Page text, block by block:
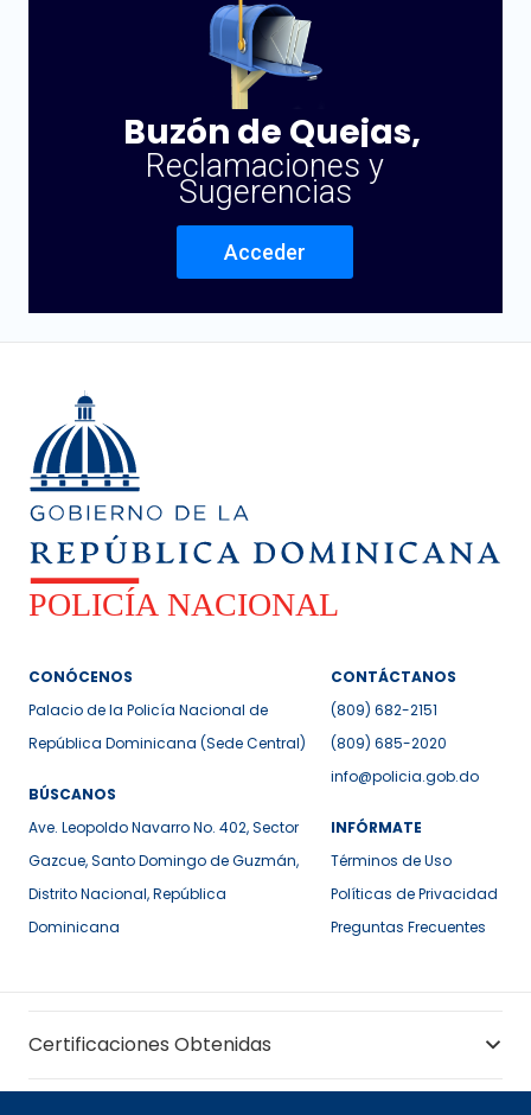
Buzón de Quejas,
Reclamaciones y
Sugerencias
Acceder
CONÓCENOS
Palacio de la Policía Nacional de
República Dominicana (Sede Central)
BÚSCANOS
Ave. Leopoldo Navarro No. 402, Sector
Gazcue, Santo Domingo de Guzmán,
Distrito Nacional, República
Dominicana
CONTÁCTANOS
(809) 682-2151
(809) 685-2020
info@policia.gob.do
INFÓRMATE
Términos de Uso
Políticas de Privacidad
Preguntas Frecuentes
Certificaciones Obtenidas